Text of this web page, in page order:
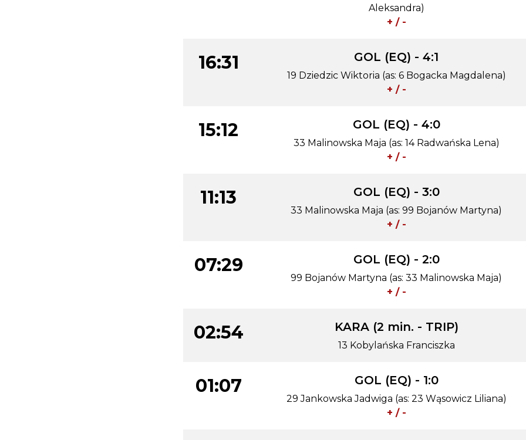
Aleksandra)
+ / -
16:31 GOL (EQ) - 4:1
19 Dziedzic Wiktoria (as: 6 Bogacka Magdalena)
+ / -
15:12 GOL (EQ) - 4:0
33 Malinowska Maja (as: 14 Radwańska Lena)
+ / -
11:13 GOL (EQ) - 3:0
33 Malinowska Maja (as: 99 Bojanów Martyna)
+ / -
07:29 GOL (EQ) - 2:0
99 Bojanów Martyna (as: 33 Malinowska Maja)
+ / -
02:54 KARA (2 min. - TRIP)
13 Kobylańska Franciszka
01:07 GOL (EQ) - 1:0
29 Jankowska Jadwiga (as: 23 Wąsowicz Liliana)
+ / -